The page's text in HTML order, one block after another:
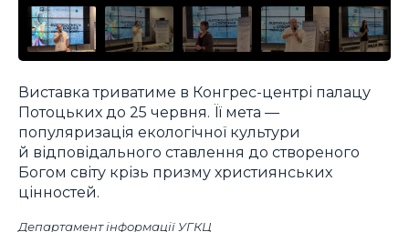
Виставка триватиме в Конгрес-центрі палацу
Потоцьких до 25 червня. Її мета —
популяризація екологічної культури
й відповідального ставлення до створеного
Богом світу крізь призму християнських
цінностей.
Департамент інформації УГКЦ